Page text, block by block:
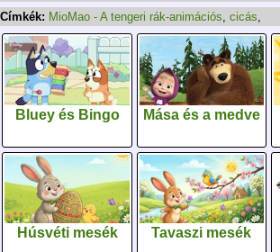
Címkék: MioMao - A tengeri rák-animációs, cicás,
Bluey és Bingo Mása és a medve
Húsvéti mesék Tavaszi mesék